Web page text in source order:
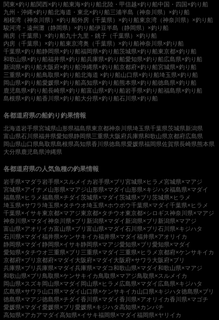
関東×釣り船関西×釣り船東海×釣り船北陸・甲信越×釣り船中国・四国×釣り船
九州・沖縄×釣り船北海道・東北×釣り船三浦半島（神奈川県）×釣り船
相模湾（神奈川県）×釣り船外房（千葉県）×釣り船東京湾（神奈川県）×釣り船
駿河湾・遠州灘（静岡県）×釣り船伊豆半島（静岡県）×釣り船
南房（千葉県）×釣り船九十九里・銚子（千葉県）×釣り船
内房（千葉県）×釣り船東京湾奥（千葉県）×釣り船神奈川県×釣り船
千葉県×釣り船静岡県×釣り船福岡県×釣り船茨城県×釣り船東京都×釣り船
和歌山県×釣り船福井県×釣り船兵庫県×釣り船愛知県×釣り船広島県×釣り船
新潟県×釣り船大阪府×釣り船沖縄県×釣り船京都府×釣り船宮城県×釣り船
三重県×釣り船鳥取県×釣り船北海道 ×釣り船山口県×釣り船埼玉県×釣り船
岡山県×釣り船愛媛県×釣り船高知県×釣り船熊本県×釣り船徳島県×釣り船
鹿児島県×釣り船長崎県×釣り船富山県×釣り船岩手県×釣り船福島県×釣り船
島根県×釣り船香川県×釣り船大分県×釣り船石川県×釣り船
各都道府県の船釣り釣果情報
北海道岩手県宮城県山形県福島県東京都神奈川県埼玉県千葉県茨城県新潟県
富山県石川県福井県愛知県静岡県三重県大阪府兵庫県和歌山県京都府広島県
岡山県山口県鳥取県島根県高知県香川県徳島県愛媛県福岡県佐賀県長崎県熊本県
大分県 鹿児島県沖縄県
各都道府県の人気魚種の釣果情報
岩手県×マダラ 岩手県×スルメイカ 岩手県×ブリ 宮城県×ヒラメ宮城県×マアジ
宮城県×アイナメ 山形県×マアジ山形県×マダイ 山形県×キジハタ福島県×マダイ
福島県×ヒラメ福島県×チダイ茨城県×マダイ茨城県×ブリ 茨城県×ヒラメ
埼玉県×サワラ埼玉県×タチウオ埼玉県×ホウボウ千葉県×マダイ千葉県×ヒラメ
千葉県×イサキ東京都×マアジ東京都×タチウオ東京都×シロギス神奈川県×マアジ
神奈川県×マダイ神奈川県×ブリ 新潟県×マダイ 新潟県×ブリ 新潟県×マアジ
富山県×アオリイカ富山県×ブリ 富山県×マダイ石川県×ブリ 石川県×キジハタ
石川県×マダイ福井県×ケンサキイカ福井県×マダイ福井県×アオリイカ
静岡県×マダイ静岡県×イサキ静岡県×マアジ愛知県×ブリ 愛知県×マダイ
愛知県×タチウオ三重県×ブリ 三重県×マダイ 三重県×ヒラメ京都府×ケンサキイカ
京都府×ブリ 京都府×マダイ 大阪府×マダイ 大阪府×サワラ 大阪府×ブリ
兵庫県×ブリ 兵庫県×マダイ兵庫県×マダコ和歌山県×マダイ和歌山県×マアジ
和歌山県×ブリ 鳥取県×ケンサキイカ 鳥取県×マアジ鳥取県×スルメイカ
岡山県×スズキ岡山県×マダイ 岡山県×ヒラメ 広島県×マダイ 広島県×キジハタ
広島県×サワラ 山口県×マダイ 山口県×ケンサキイカ 山口県×キジハタ徳島県×ブリ
徳島県×マアジ徳島県×チダイ香川県×マダイ香川県×アオリイカ香川県×マゴチ
愛媛県×マダイ愛媛県×ブリ 愛媛県×キジハタ高知県×カンパチ
高知県×アカアマダイ高知県×イサキ福岡県×マダイ福岡県×ヤリイカ